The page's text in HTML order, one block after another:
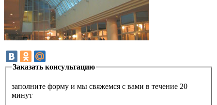
Заказать консультацию
заполните форму и мы свяжемся с вами в течение 20
минут